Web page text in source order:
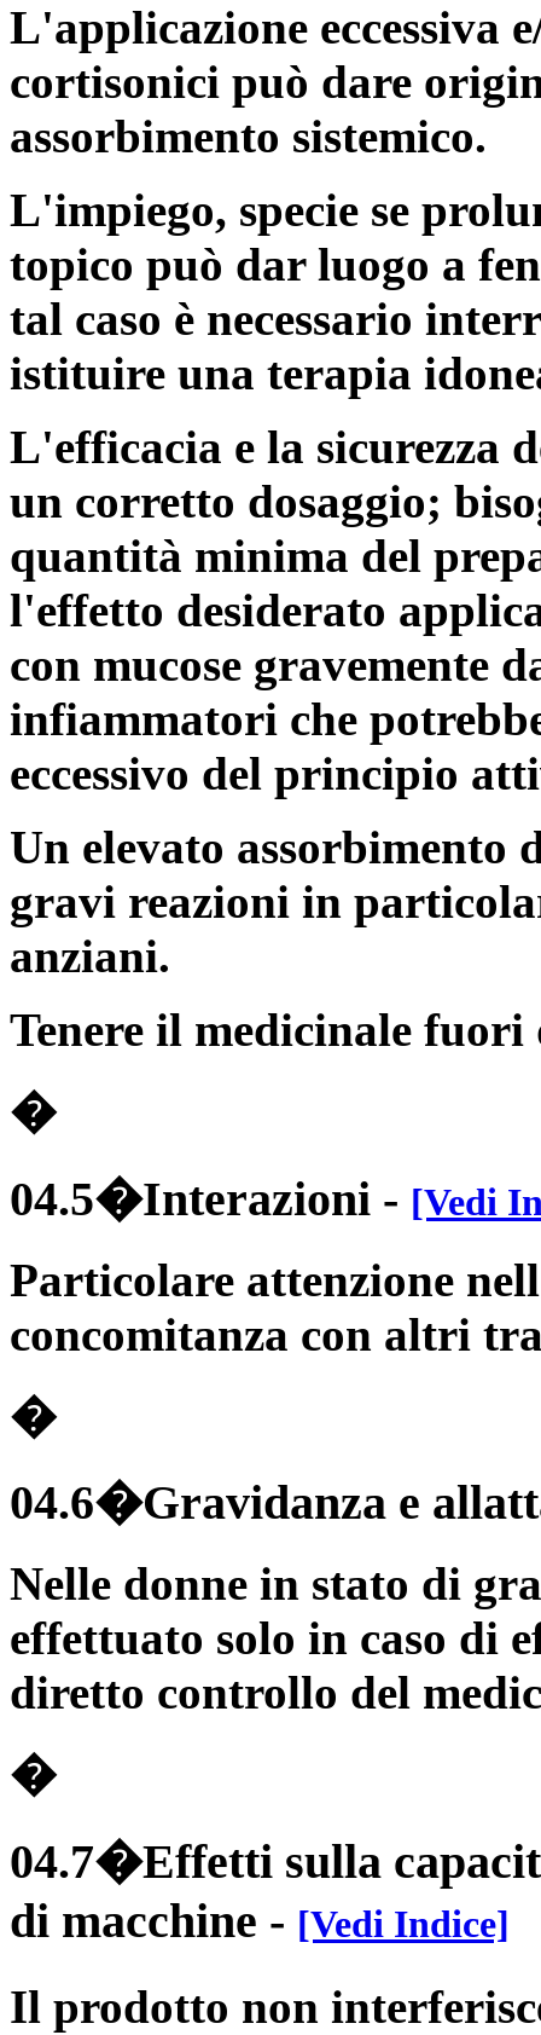
L'applicazione eccessiva
cortisonici può dare
assorbimento sistemico.
L'impiego, specie se
topico può dar luogo a
tal caso è necessario
istituire una terapia
L'efficacia e la sicurezza
un corretto dosaggio;
quantità minima del
l'effetto desiderato
con mucose gravemente
infiammatori che
eccessivo del principio
Un elevato assorbimento
gravi reazioni in
anziani.
Tenere il medicinale
�
04.5�Interazioni - [Vedi
Particolare attenzione
concomitanza con altri
�
04.6�Gravidanza e
Nelle donne in stato di
effettuato solo in caso di
diretto controllo del
�
04.7�Effetti sulla
di macchine - [Vedi Indice]
Il prodotto non